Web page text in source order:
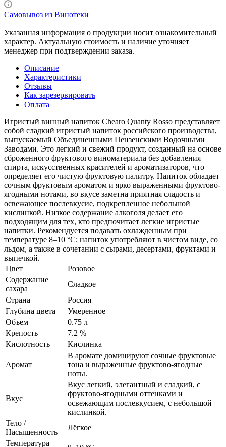
Самовывоз из Винотеки
Указанная информация о продукции носит ознакомительный
характер. Актуальную стоимость и наличие уточняет
менеджер при подтверждении заказа.
Описание
Характеристики
Отзывы
Как зарезервировать
Оплата
Игристый винный напиток Chearo Quanty Rosso представляет
собой сладкий игристый напиток российского производства,
выпускаемый Объединенными Пензенскими Водочными
Заводами. Это легкий и свежий продукт, созданный на основе
сброженного фруктового виноматериала без добавления
спирта, искусственных красителей и ароматизаторов, что
определяет его чистую фруктовую палитру. Напиток обладает
сочным фруктовым ароматом и ярко выраженными фруктово-
ягодными нотами, во вкусе заметна приятная сладость и
освежающее послевкусие, подкрепленное небольшой
кислинкой. Низкое содержание алкоголя делает его
подходящим для тех, кто предпочитает легкие игристые
напитки. Рекомендуется подавать охлажденным при
температуре 8–10 °С; напиток употребляют в чистом виде, со
льдом, а также в сочетании с сырами, десертами, фруктами и
выпечкой.
Цвет
Розовое
Содержание
сахара
Сладкое
Страна
Россия
Глубина цвета
Умеренное
Объем
0.75 л
Крепость
7.2 %
Кислотность
Кислинка
Аромат
В аромате доминируют сочные фруктовые
тона и выраженные фруктово-ягодные
ноты.
Вкус
Вкус легкий, элегантный и сладкий, с
фруктово-ягодными оттенками и
освежающим послевкусием, с небольшой
кислинкой.
Тело /
Насыщенность
Лёгкое
Температура